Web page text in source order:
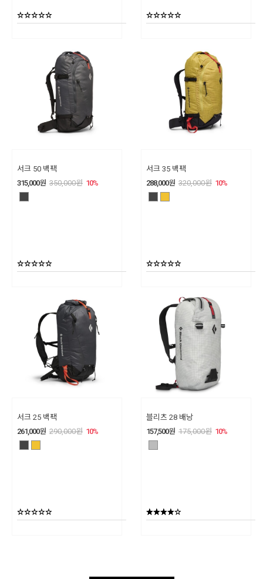
서크 50 백팩
315,000원 350,000원 10%
서크 35 백팩
288,000원 320,000원 10%
서크 25 백팩
261,000원 290,000원 10%
블리츠 28 배낭
157,500원 175,000원 10%